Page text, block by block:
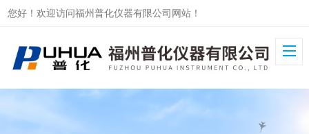
您好！欢迎访问福州普化仪器有限公司网站！